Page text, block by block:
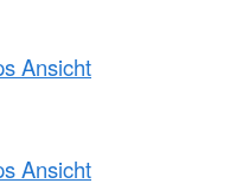
Ansicht
Ansicht